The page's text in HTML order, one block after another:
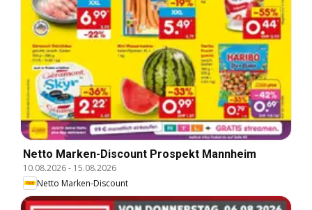
Netto Marken-Discount Prospekt Mannheim
10.08.2026- 15.08.2026
Netto Marken-Discount